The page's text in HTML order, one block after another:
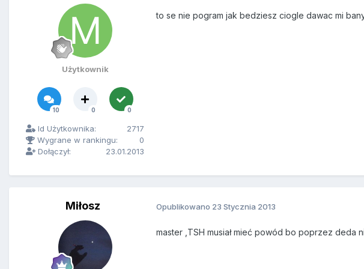
Użytkownik
10 0 0
Id Użytkownika:
2717
Wygrane w rankingu:
0
Dołączył:
23.01.2013
to se nie pogram jak bedziesz ciogle dawac mi
Miłosz Opublikowano 23 Stycznia 2013
master ,TSH musiał mieć powód bo poprzez deda